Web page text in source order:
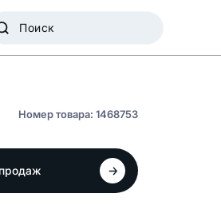
Номер товара: 1468753